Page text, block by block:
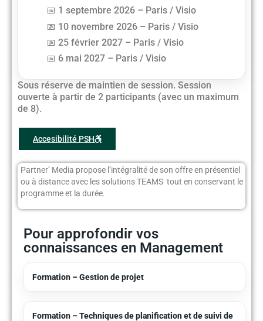
Pour approfondir vos
connaissances en Management
Formation – Gestion de projet
Formation – Techniques de planification et de suivi de
1 septembre 2026 – Paris / Visio
10 novembre 2026 – Paris / Visio
25 février 2027 – Paris / Visio
6 mai 2027 – Paris / Visio
Sous réserve de maintien de session. Session
ouverte à partir de 2 participants (avec un maximum
de 8).
Accesibilité PSH
Partner’ Media propose l’intégralité de son offre en présentiel
ou à distance avec les solutions TEAMS tout en conservant le
programme et la durée.